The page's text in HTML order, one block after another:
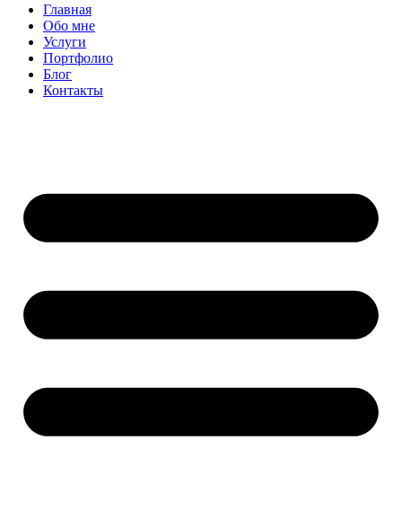
Главная
Обо мне
Услуги
Портфолио
Блог
Контакты